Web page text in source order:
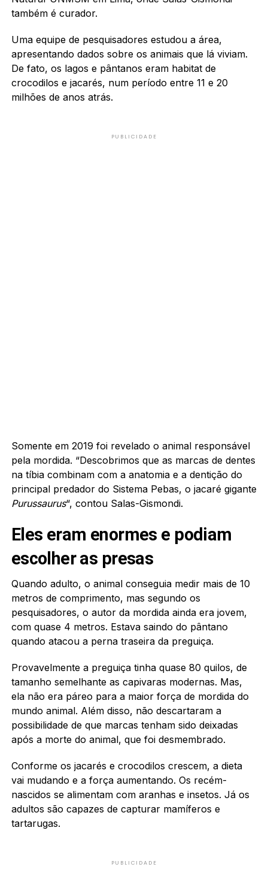
também é curador.
Uma equipe de pesquisadores estudou a área,
apresentando dados sobre os animais que lá viviam.
De fato, os lagos e pântanos eram habitat de
crocodilos e jacarés, num período entre 11 e 20
milhões de anos atrás.
PUBLICIDADE
Somente em 2019 foi revelado o animal responsável
pela mordida. “Descobrimos que as marcas de dentes
na tíbia combinam com a anatomia e a dentição do
principal predador do Sistema Pebas, o jacaré gigante
Purussaurus“, contou Salas-Gismondi.
Eles eram enormes e podiam
escolher as presas
Quando adulto, o animal conseguia medir mais de 10
metros de comprimento, mas segundo os
pesquisadores, o autor da mordida ainda era jovem,
com quase 4 metros. Estava saindo do pântano
quando atacou a perna traseira da preguiça.
Provavelmente a preguiça tinha quase 80 quilos, de
tamanho semelhante as capivaras modernas. Mas,
ela não era páreo para a maior força de mordida do
mundo animal. Além disso, não descartaram a
possibilidade de que marcas tenham sido deixadas
após a morte do animal, que foi desmembrado.
Conforme os jacarés e crocodilos crescem, a dieta
vai mudando e a força aumentando. Os recém-
nascidos se alimentam com aranhas e insetos. Já os
adultos são capazes de capturar mamíferos e
tartarugas.
PUBLICIDADE